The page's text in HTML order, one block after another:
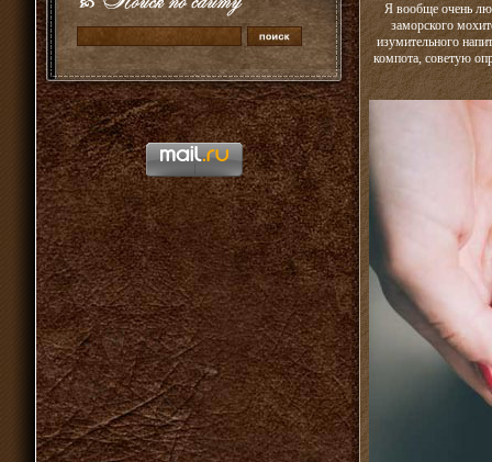
Я вообще очень
заморского
изумительного
компота, советую